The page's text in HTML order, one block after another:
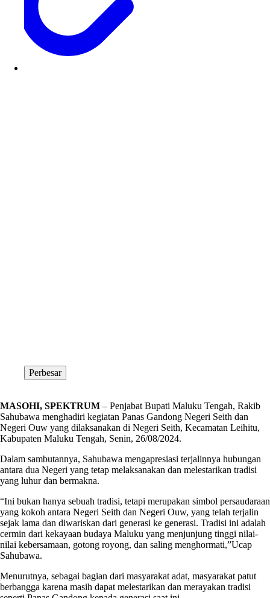
Perbesar
MASOHI, SPEKTRUM – Penjabat Bupati Maluku Tengah, Rakib
Sahubawa menghadiri kegiatan Panas Gandong Negeri Seith dan
Negeri Ouw yang dilaksanakan di Negeri Seith, Kecamatan Leihitu,
Kabupaten Maluku Tengah, Senin, 26/08/2024.
Dalam sambutannya, Sahubawa mengapresiasi terjalinnya hubungan
antara dua Negeri yang tetap melaksanakan dan melestarikan tradisi
yang luhur dan bermakna.
“Ini bukan hanya sebuah tradisi, tetapi merupakan simbol persaudaraan
yang kokoh antara Negeri Seith dan Negeri Ouw, yang telah terjalin
sejak lama dan diwariskan dari generasi ke generasi. Tradisi ini adalah
cermin dari kekayaan budaya Maluku yang menjunjung tinggi nilai-
nilai kebersamaan, gotong royong, dan saling menghormati,”Ucap
Sahubawa.
Menurutnya, sebagai bagian dari masyarakat adat, masyarakat patut
berbangga karena masih dapat melestarikan dan merayakan tradisi